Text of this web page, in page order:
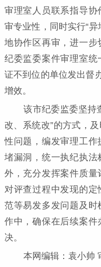
审理室人员联系指导
审专业性，同时实行“
地协作区再审，进一
纪委监委案件审理室
证不到位的单位发出督
增效。
该市纪委监委坚持
改、系统改”的方式，
性问题，编发审理工作
堵漏洞，统一执纪执
外，充分发挥案件质
对评查过程中发现的
范等易发多发问题及时
作中，确保在后续案
决。
本网编辑：袁小帅